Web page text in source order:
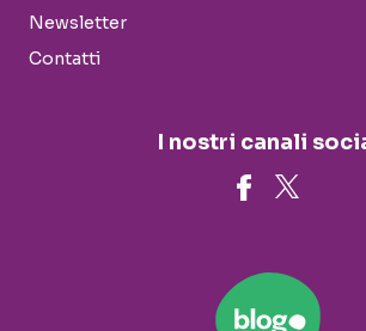
Newsletter
Contatti
I nostri canali